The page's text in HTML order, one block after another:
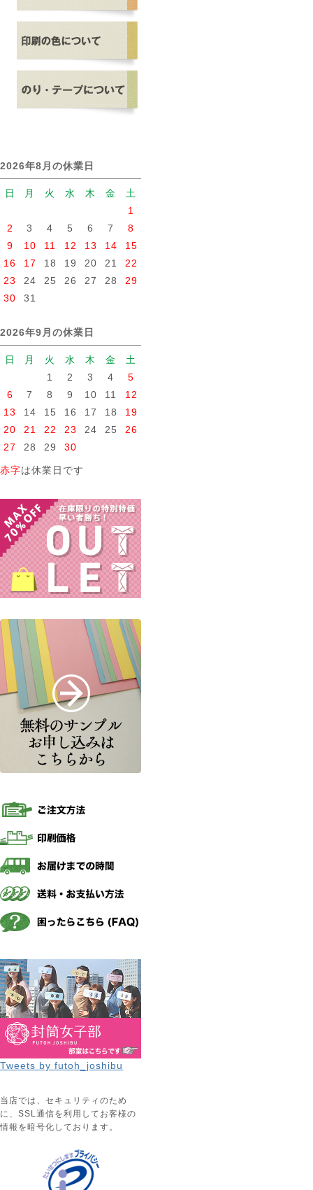
2026年8月の休業日
日 月 火 水 木 金
土
1
2
3 4 5 6 7
8
9
10 11 12 13 14
15
16
17 18 19 20 21
22
23
24 25 26 27 28
29
30
31
2026年9月の休業日
日 月 火 水 木 金
土
1
2 3 4
5
6
7 8 9 10 11
12
13
14 15 16 17 18
19
20
21 22 23 24 25
26
27
28 29 30
赤字は休業日です
Tweets by futoh_joshibu
当店では、セキュリティのため
に、SSL通信を利用してお客様の
情報を暗号化しております。